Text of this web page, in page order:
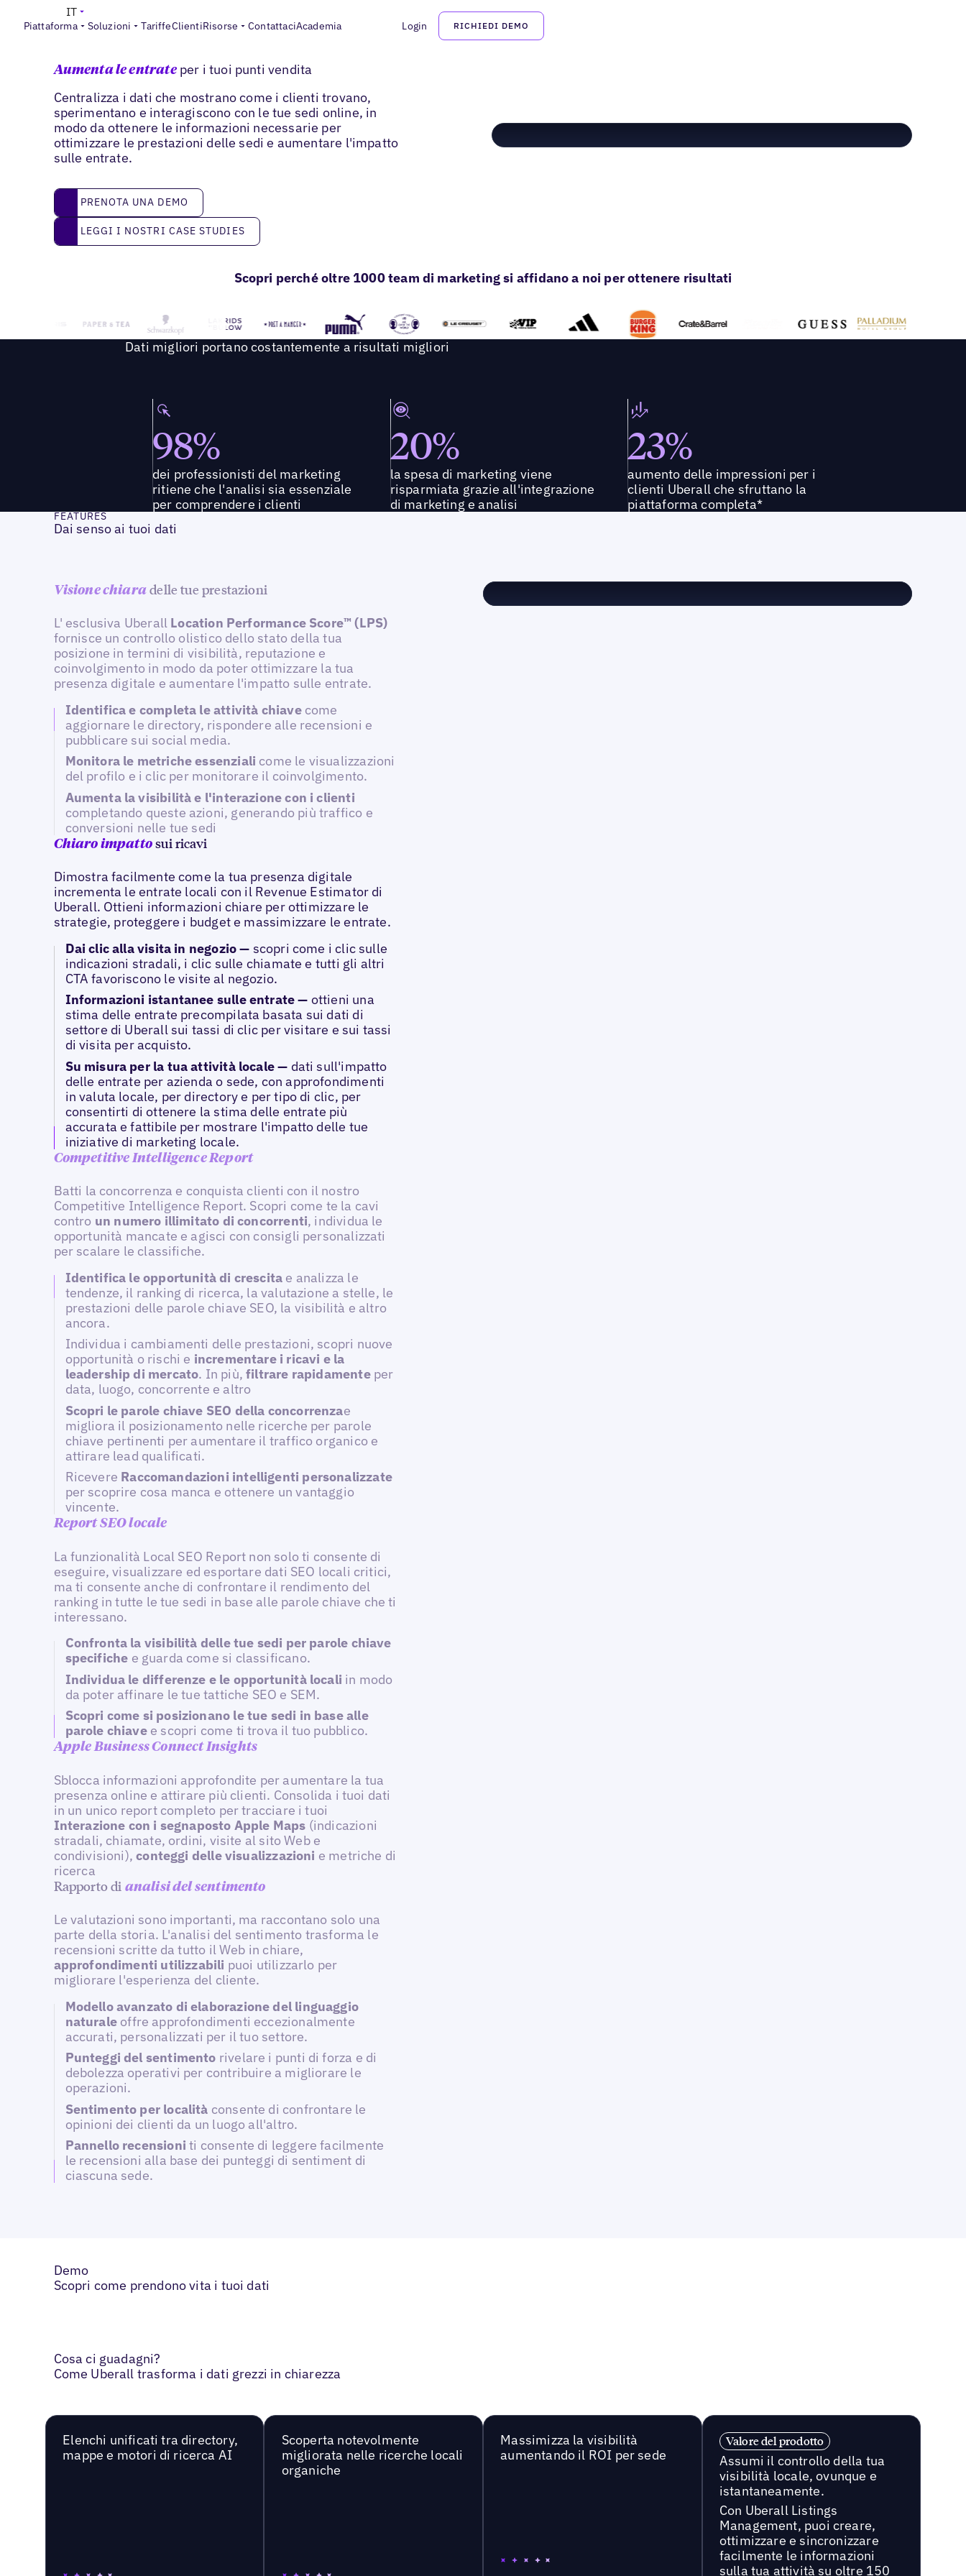
Piattaforma Soluzioni TariffeClientiRisorse ContattaciAcademia Login RICHIEDI DEMO
IT
Approfondimenti e analisi
Aumenta le entrateper i tuoi punti vendita
Centralizza i dati che mostrano come i clienti trovano,
sperimentano e interagiscono con le tue sedi online, in
modo da ottenere le informazioni necessarie per
ottimizzare le prestazioni delle sedi e aumentare l'impatto
sulle entrate.
Prenota una demo
PRENOTA UNA DEMO
Leggi i nostri case studies
LEGGI I NOSTRI CASE STUDIES
Scopri perché oltre 1000 team di marketing si affidano a noi per ottenere risultati
Dati migliori portano costantemente a risultati migliori
98%
dei professionisti del marketing
ritiene che l'analisi sia essenziale
per comprendere i clienti
20%
la spesa di marketing viene
risparmiata grazie all'integrazione
di marketing e analisi
23%
aumento delle impressioni per i
clienti Uberall che sfruttano la
piattaforma completa*
FEATURES
Dai senso ai tuoi dati
Visione chiara delle tue prestazioni
L' esclusiva Uberall Location Performance Score™ (LPS)
fornisce un controllo olistico dello stato della tua
posizione in termini di visibilità, reputazione e
coinvolgimento in modo da poter ottimizzare la tua
presenza digitale e aumentare l'impatto sulle entrate.
Identifica e completa le attività chiavecome
aggiornare le directory, rispondere alle recensioni e
pubblicare sui social media.
Monitora le metriche essenziali come le visualizzazioni
del profilo e i clic per monitorare il coinvolgimento.
Aumenta la visibilità e l'interazione con i clienti
completando queste azioni, generando più traffico e
conversioni nelle tue sedi
Chiaro impatto sui ricavi
Dimostra facilmente come la tua presenza digitale
incrementa le entrate locali con il Revenue Estimator di
Uberall. Ottieni informazioni chiare per ottimizzare le
strategie, proteggere i budget e massimizzare le entrate.
Dai clic alla visita in negozio — scopri come i clic sulle
indicazioni stradali, i clic sulle chiamate e tutti gli altri
CTA favoriscono le visite al negozio.
Informazioni istantanee sulle entrate — ottieni una
stima delle entrate precompilata basata sui dati di
settore di Uberall sui tassi di clic per visitare e sui tassi
di visita per acquisto.
Su misura per la tua attività locale — dati sull'impatto
delle entrate per azienda o sede, con approfondimenti
in valuta locale, per directory e per tipo di clic, per
consentirti di ottenere la stima delle entrate più
accurata e fattibile per mostrare l'impatto delle tue
iniziative di marketing locale.
Competitive Intelligence Report
Batti la concorrenza e conquista clienti con il nostro
Competitive Intelligence Report. Scopri come te la cavi
contro un numero illimitato di concorrenti, individua le
opportunità mancate e agisci con consigli personalizzati
per scalare le classifiche.
Identifica le opportunità di crescita e analizza le
tendenze, il ranking di ricerca, la valutazione a stelle, le
prestazioni delle parole chiave SEO, la visibilità e altro
ancora.
Individua i cambiamenti delle prestazioni, scopri nuove
opportunità o rischi e incrementare i ricavi e la
leadership di mercato. In più,filtrare rapidamenteper
data, luogo, concorrente e altro
Scopri le parole chiave SEO della concorrenzae
migliora il posizionamento nelle ricerche per parole
chiave pertinenti per aumentare il traffico organico e
attirare lead qualificati.
Ricevere Raccomandazioni intelligenti personalizzate
per scoprire cosa manca e ottenere un vantaggio
vincente.
Report SEO locale
La funzionalità Local SEO Report non solo ti consente di
eseguire, visualizzare ed esportare dati SEO locali critici,
ma ti consente anche di confrontare il rendimento del
ranking in tutte le tue sedi in base alle parole chiave che ti
interessano.
Confronta la visibilità delle tue sedi per parole chiave
specifiche e guarda come si classificano.
Individua le differenze e le opportunità locali in modo
da poter affinare le tue tattiche SEO e SEM.
Scopri come si posizionano le tue sedi in base alle
parole chiavee scopri come ti trova il tuo pubblico.
Apple Business Connect Insights
Sblocca informazioni approfondite per aumentare la tua
presenza online e attirare più clienti. Consolida i tuoi dati
in un unico report completo per tracciare i tuoi
Interazione con i segnaposto Apple Maps (indicazioni
stradali, chiamate, ordini, visite al sito Web e
condivisioni),conteggi delle visualizzazioni e metriche di
ricerca
Rapporto di analisi del sentimento
Le valutazioni sono importanti, ma raccontano solo una
parte della storia. L'analisi del sentimento trasforma le
recensioni scritte da tutto il Web in chiare,
approfondimenti utilizzabili puoi utilizzarlo per
migliorare l'esperienza del cliente.
Modello avanzato di elaborazione del linguaggio
naturale offre approfondimenti eccezionalmente
accurati, personalizzati per il tuo settore.
Punteggi del sentimento rivelare i punti di forza e di
debolezza operativi per contribuire a migliorare le
operazioni.
Sentimento per località consente di confrontare le
opinioni dei clienti da un luogo all'altro.
Pannello recensioniti consente di leggere facilmente
le recensioni alla base dei punteggi di sentiment di
ciascuna sede.
Demo
Scopri come prendono vita i tuoi dati
attraverso i passaggi su come
utilizzare la funzionalità AI-Bulk Reply
per rispondere a recensioni e consigli.
Cosa ci guadagni?
Come Uberall trasforma i dati grezzi in chiarezza
Elenchi unificati tra directory,
mappe e motori di ricerca AI
Scoperta notevolmente
migliorata nelle ricerche locali
organiche
Massimizza la visibilità
aumentando il ROI per sede
Valore del prodotto
Assumi il controllo della tua
visibilità locale, ovunque e
istantaneamente.
Con Uberall Listings
Management, puoi creare,
ottimizzare e sincronizzare
facilmente le informazioni
sulla tua attività su oltre 150